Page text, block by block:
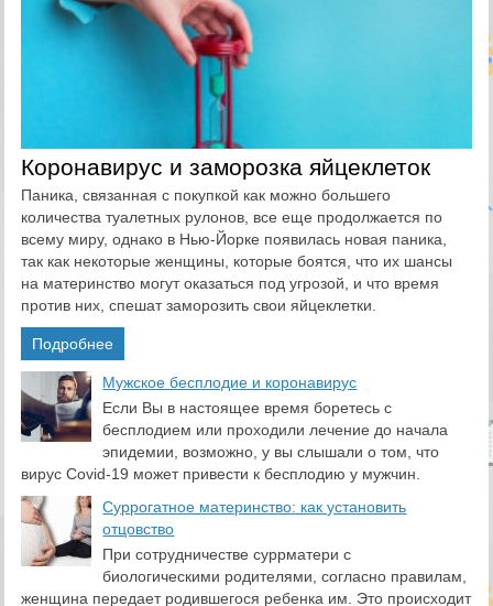
Коронавирус и заморозка яйцеклеток
Паника, связанная с покупкой как можно большего
количества туалетных рулонов, все еще продолжается по
всему миру, однако в Нью-Йорке появилась новая паника,
так как некоторые женщины, которые боятся, что их шансы
на материнство могут оказаться под угрозой, и что время
против них, спешат заморозить свои яйцеклетки.
Подробнее
​Мужское бесплодие и коронавирус
Если Вы в настоящее время боретесь с
бесплодием или проходили лечение до начала
эпидемии, возможно, у вы слышали о том, что
вирус Covid-19 может привести к бесплодию у мужчин.
Суррогатное материнство: как установить
отцовство
При сотрудничестве суррматери с
биологическими родителями, согласно правилам,
женщина передает родившегося ребенка им. Это происходит